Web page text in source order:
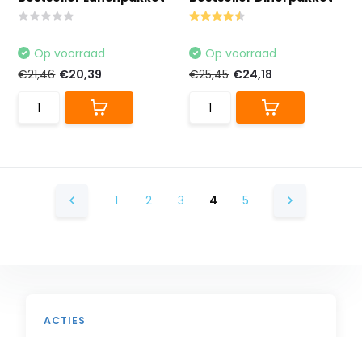
Op voorraad
€21,46 €20,39
Op voorraad
€25,45 €24,18
1 2 3 4 5
ACTIES